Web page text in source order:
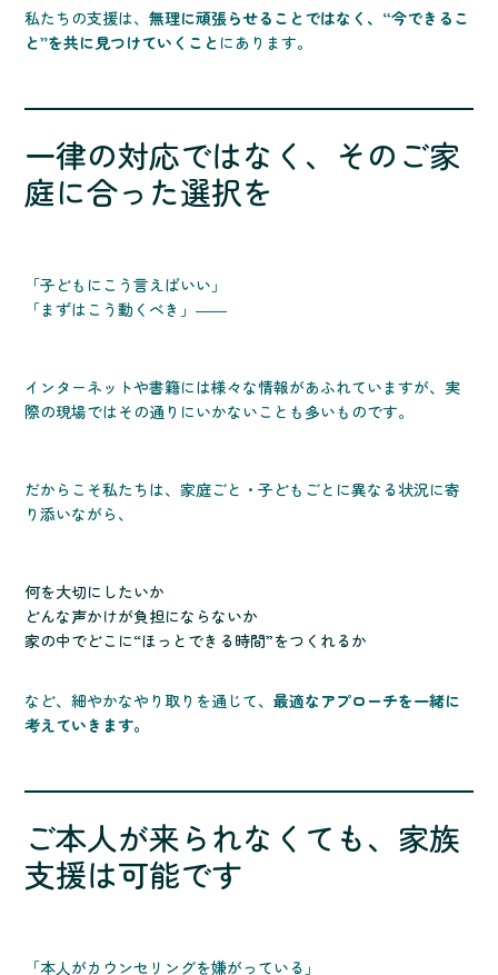
私たちの支援は、無理に頑張らせることではなく、“今できるこ
と”を共に見つけていくこと にあります。
一律の対応ではなく、そのご家
庭に合った選択を
「子どもにこう言えばいい」
「まずはこう動くべき」――
インターネットや書籍には様々な情報があふれていますが、実
際の現場ではその通りにいかないことも多いものです。
だからこそ私たちは、家庭ごと・子どもごとに異なる状況に寄
り添いながら、
何を大切にしたいか
どんな声かけが負担にならないか
家の中でどこに“ほっとできる時間”をつくれるか
など、細やかなやり取りを通じて、最適なアプローチを一緒に
考えていきます。
ご本人が来られなくても、家族
支援は可能です
「本人がカウンセリングを嫌がっている」